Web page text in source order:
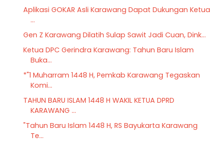
Aplikasi GOKAR Asli Karawang Dapat Dukungan Ketua
...
Gen Z Karawang Dilatih Sulap Sawit Jadi Cuan, Dink...
Ketua DPC Gerindra Karawang: Tahun Baru Islam
Buka...
*"1 Muharram 1448 H, Pemkab Karawang Tegaskan
Komi...
TAHUN BARU ISLAM 1448 H WAKIL KETUA DPRD
KARAWANG ...
"Tahun Baru Islam 1448 H, RS Bayukarta Karawang
Te...